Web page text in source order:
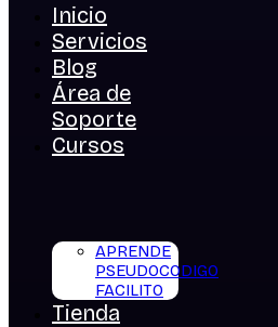
Inicio
Servicios
Blog
Área de
Soporte
Cursos
APRENDE
PSEUDOCODIGO
FACILITO
Tienda